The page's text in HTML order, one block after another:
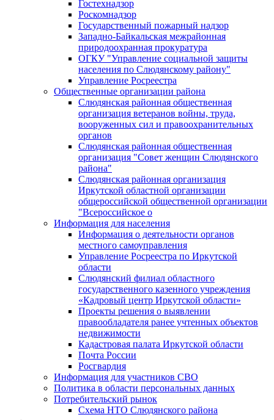
Гостехнадзор
Роскомнадзор
Государственный пожарный надзор
Западно-Байкальская межрайонная
природоохранная прокуратура
ОГКУ "Управление социальной защиты
населения по Слюдянскому району"
Управление Росреестра
Общественные организации района
Слюдянская районная общественная
организация ветеранов войны, труда,
вооруженных сил и правоохранительных
органов
Слюдянская районная общественная
организация "Совет женщин Слюдянского
района"
Слюдянская районная организация
Иркутской областной организации
общероссийской общественной организации
"Всероссийское о
Информация для населения
Информация о деятельности органов
местного самоуправления
Управление Росреестра по Иркутской
области
Слюдянский филиал областного
государственного казенного учреждения
«Кадровый центр Иркутской области»
Проекты решения о выявлении
правообладателя ранее учтенных объектов
недвижимости
Кадастровая палата Иркутской области
Почта России
Росгвардия
Информация для участников СВО
Политика в области персональных данных
Потребительский рынок
Схема НТО Слюдянского района